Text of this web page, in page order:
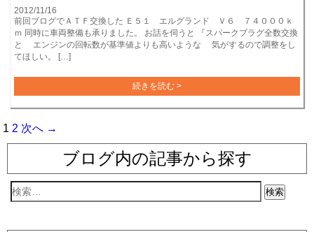
2012/11/16
前回ブログでＡＴＦ交換した Ｅ５１ エルグランド Ｖ６ ７４０００ｋ
ｍ 同時に車両整備も承りました。 お話を伺うと 『スパークプラグ全数交換
と エンジンの回転数が基準値よりも高いような 気がするので調整をし
てほしい。 […]
続きを読む >
1 2 次へ →
ブログ内の記事から探す